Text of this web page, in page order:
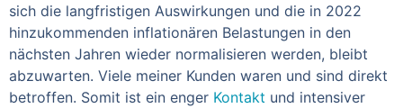
sich die langfristigen Auswirkungen und die in 2022
hinzukommenden inflationären Belastungen in den
nächsten Jahren wieder normalisieren werden, bleibt
abzuwarten. Viele meiner Kunden waren und sind direkt
betroffen. Somit ist ein enger Kontakt und intensiver